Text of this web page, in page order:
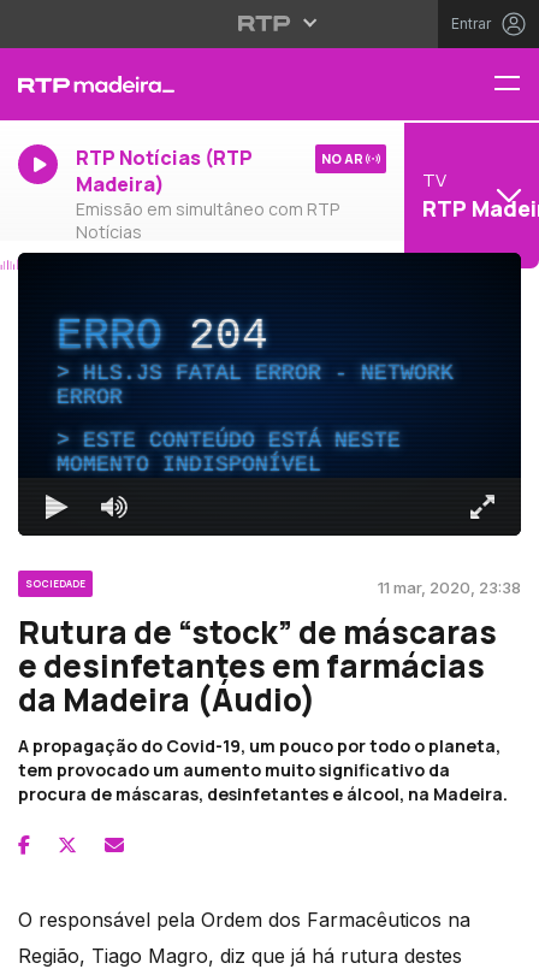
Entrar
RTP Notícias (RTP
Madeira)
Emissão em simultâneo com RTP
Notícias
NO AR
TV
RTP
ERRO204
HLS.JS FATAL ERROR - NETWORK
ERROR
ESTE CONTEÚDO ESTÁ NESTE
MOMENTO INDISPONÍVEL
SOCIEDADE 11 mar, 2020, 23:38
Rutura de “stock” de máscaras
e desinfetantes em farmácias
da Madeira (Áudio)
A propagação do Covid-19, um pouco por todo o planeta,
tem provocado um aumento muito significativo da
procura de máscaras, desinfetantes e álcool, na Madeira.
O responsável pela Ordem dos Farmacêuticos na
Região, Tiago Magro, diz que já há rutura destes